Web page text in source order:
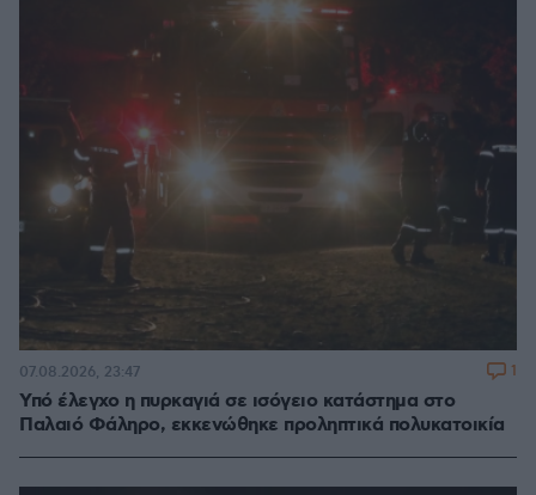
Υπό έλεγχο η πυρκαγιά σε ισόγειο κατάστημα στο
Παλαιό Φάληρο, εκκενώθηκε προληπτικά πολυκατοικία
07.08.2026, 23:47 1